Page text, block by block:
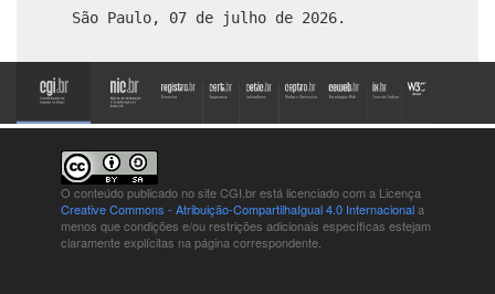
São Paulo, 07 de julho de 2026.
O conteúdo publicado no site CGI.br está licenciado com a Licença
Creative Commons - Atribuição-CompartilhaIgual 4.0 Internacionala
menos que condições e/ou restrições adicionais específicas estejam
claramente explícitas na página correspondente.